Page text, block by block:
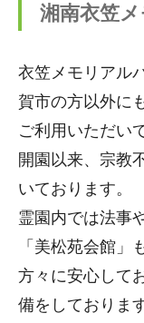
湘南衣笠
衣笠メモリアル
賀市の方以外に
ご利用いただい
開園以来、宗教
いております。
霊園内では法事
「美松苑会館」
方々に安心して
備をしております